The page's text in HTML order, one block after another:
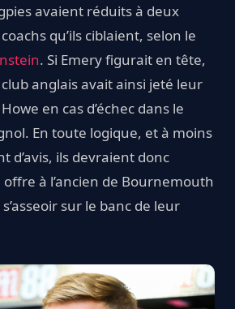
avaient réduits à deux
qu’ils ciblaient, selon le
. Si Emery figurait en tête,
anglais avait ainsi jeté leur
en cas d’échec dans le
En toute logique, et à moins
d’avis, ils devraient donc
à l’ancien de Bournemouth
sur le banc de leur